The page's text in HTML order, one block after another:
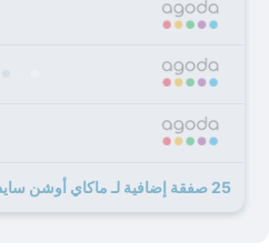
25 صفقة إضافية لـ ماكاي أوشن سايد سنترال هوتل